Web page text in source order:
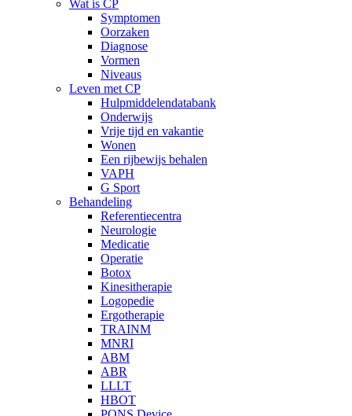
Wat is CP
Symptomen
Oorzaken
Diagnose
Vormen
Niveaus
Leven met CP
Hulpmiddelendatabank
Onderwijs
Vrije tijd en vakantie
Wonen
Een rijbewijs behalen
VAPH
G Sport
Behandeling
Referentiecentra
Neurologie
Medicatie
Operatie
Botox
Kinesitherapie
Logopedie
Ergotherapie
TRAINM
MNRI
ABM
ABR
LLLT
HBOT